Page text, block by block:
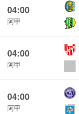
04:00
阿甲
04:00
阿甲
04:00
阿甲